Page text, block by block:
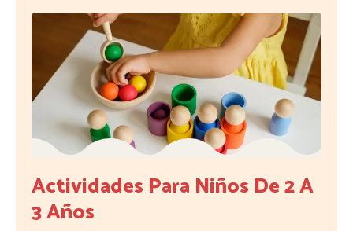
Actividades Para Niños De 2 A
3 Años